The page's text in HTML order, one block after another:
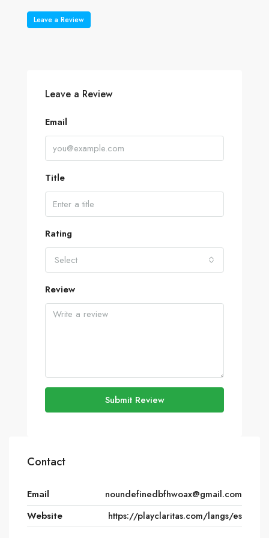
Leave a Review
Leave a Review
Email
Title
Rating
Select
Review
Submit Review
Contact
Email
noundefinedbfhwoax@gmail.com
Website
https://playclaritas.com/langs/es